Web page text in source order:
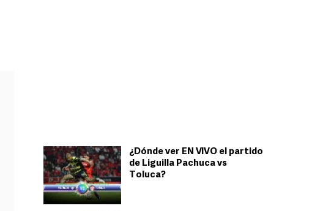
¿Dónde ver EN VIVO el partido
de Liguilla Pachuca vs
Toluca?